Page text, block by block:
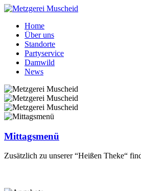
Home
Über uns
Standorte
Partyservice
Damwild
News
Mittagsmenü
Zusätzlich zu unserer “Heißen Theke“